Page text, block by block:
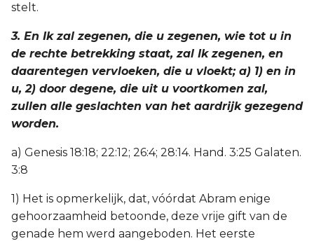
stelt.
3. En Ik zal zegenen, die u zegenen, wie tot u in
de rechte betrekking staat, zal Ik zegenen, en
daarentegen vervloeken, die u vloekt; a) 1) en in
u, 2) door degene, die uit u voortkomen zal,
zullen alle geslachten van het aardrijk gezegend
worden.
a) Genesis 18:18; 22:12; 26:4; 28:14. Hand. 3:25 Galaten.
3:8
1) Het is opmerkelijk, dat, vóórdat Abram enige
gehoorzaamheid betoonde, deze vrije gift van de
genade hem werd aangeboden. Het eerste